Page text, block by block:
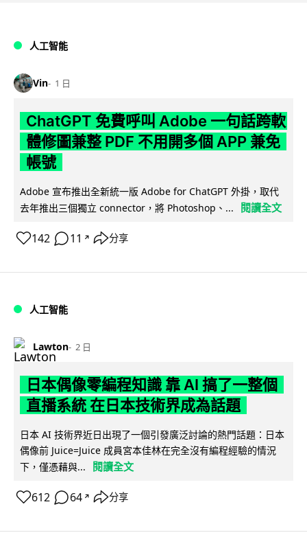
人工智能
Vin 1 日
ChatGPT 免費呼叫 Adobe 一句話跨軟
體修圖兼整 PDF 不用開多個 APP 兼免
帳號
Adobe 宣布推出全新統一版 Adobe for ChatGPT 外掛，取代
去年推出三個獨立 connector，將 Photoshop、...
閱讀全文
142 11 ↗ 分享
人工智能
Lawton 2 日
日本偶像零編程知識 靠 AI 搞了一整個
直播系統 在日本技術界成為話題
日本 AI 技術界近日出現了一個引發廣泛討論的熱門話題：日本
偶像前 Juice=Juice 成員宮本佳林在完全沒有編程經驗的情況
下，僅憑藉與...
閱讀全文
612 64 ↗ 分享